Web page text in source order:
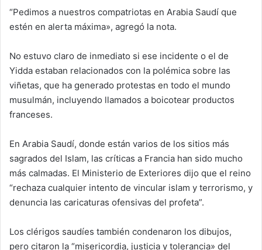
“Pedimos a nuestros compatriotas en Arabia Saudí que
estén en alerta máxima», agregó la nota.
No estuvo claro de inmediato si ese incidente o el de
Yidda estaban relacionados con la polémica sobre las
viñetas, que ha generado protestas en todo el mundo
musulmán, incluyendo llamados a boicotear productos
franceses.
En Arabia Saudí, donde están varios de los sitios más
sagrados del Islam, las críticas a Francia han sido mucho
más calmadas. El Ministerio de Exteriores dijo que el reino
“rechaza cualquier intento de vincular islam y terrorismo, y
denuncia las caricaturas ofensivas del profeta”.
Los clérigos saudíes también condenaron los dibujos,
pero citaron la “misericordia, justicia y tolerancia» del